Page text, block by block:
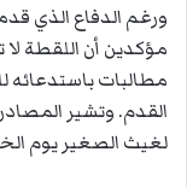
ورغم الدفاع الذي
مؤكدين أن اللقطة
مطالبات باستدعائه
القدم. وتشير
لغيث الصغير يوم